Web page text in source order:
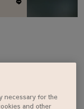
necessary for the
and other